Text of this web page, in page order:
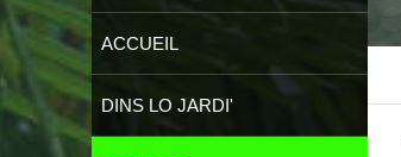
ACCUEIL
DINS LO JARDI'